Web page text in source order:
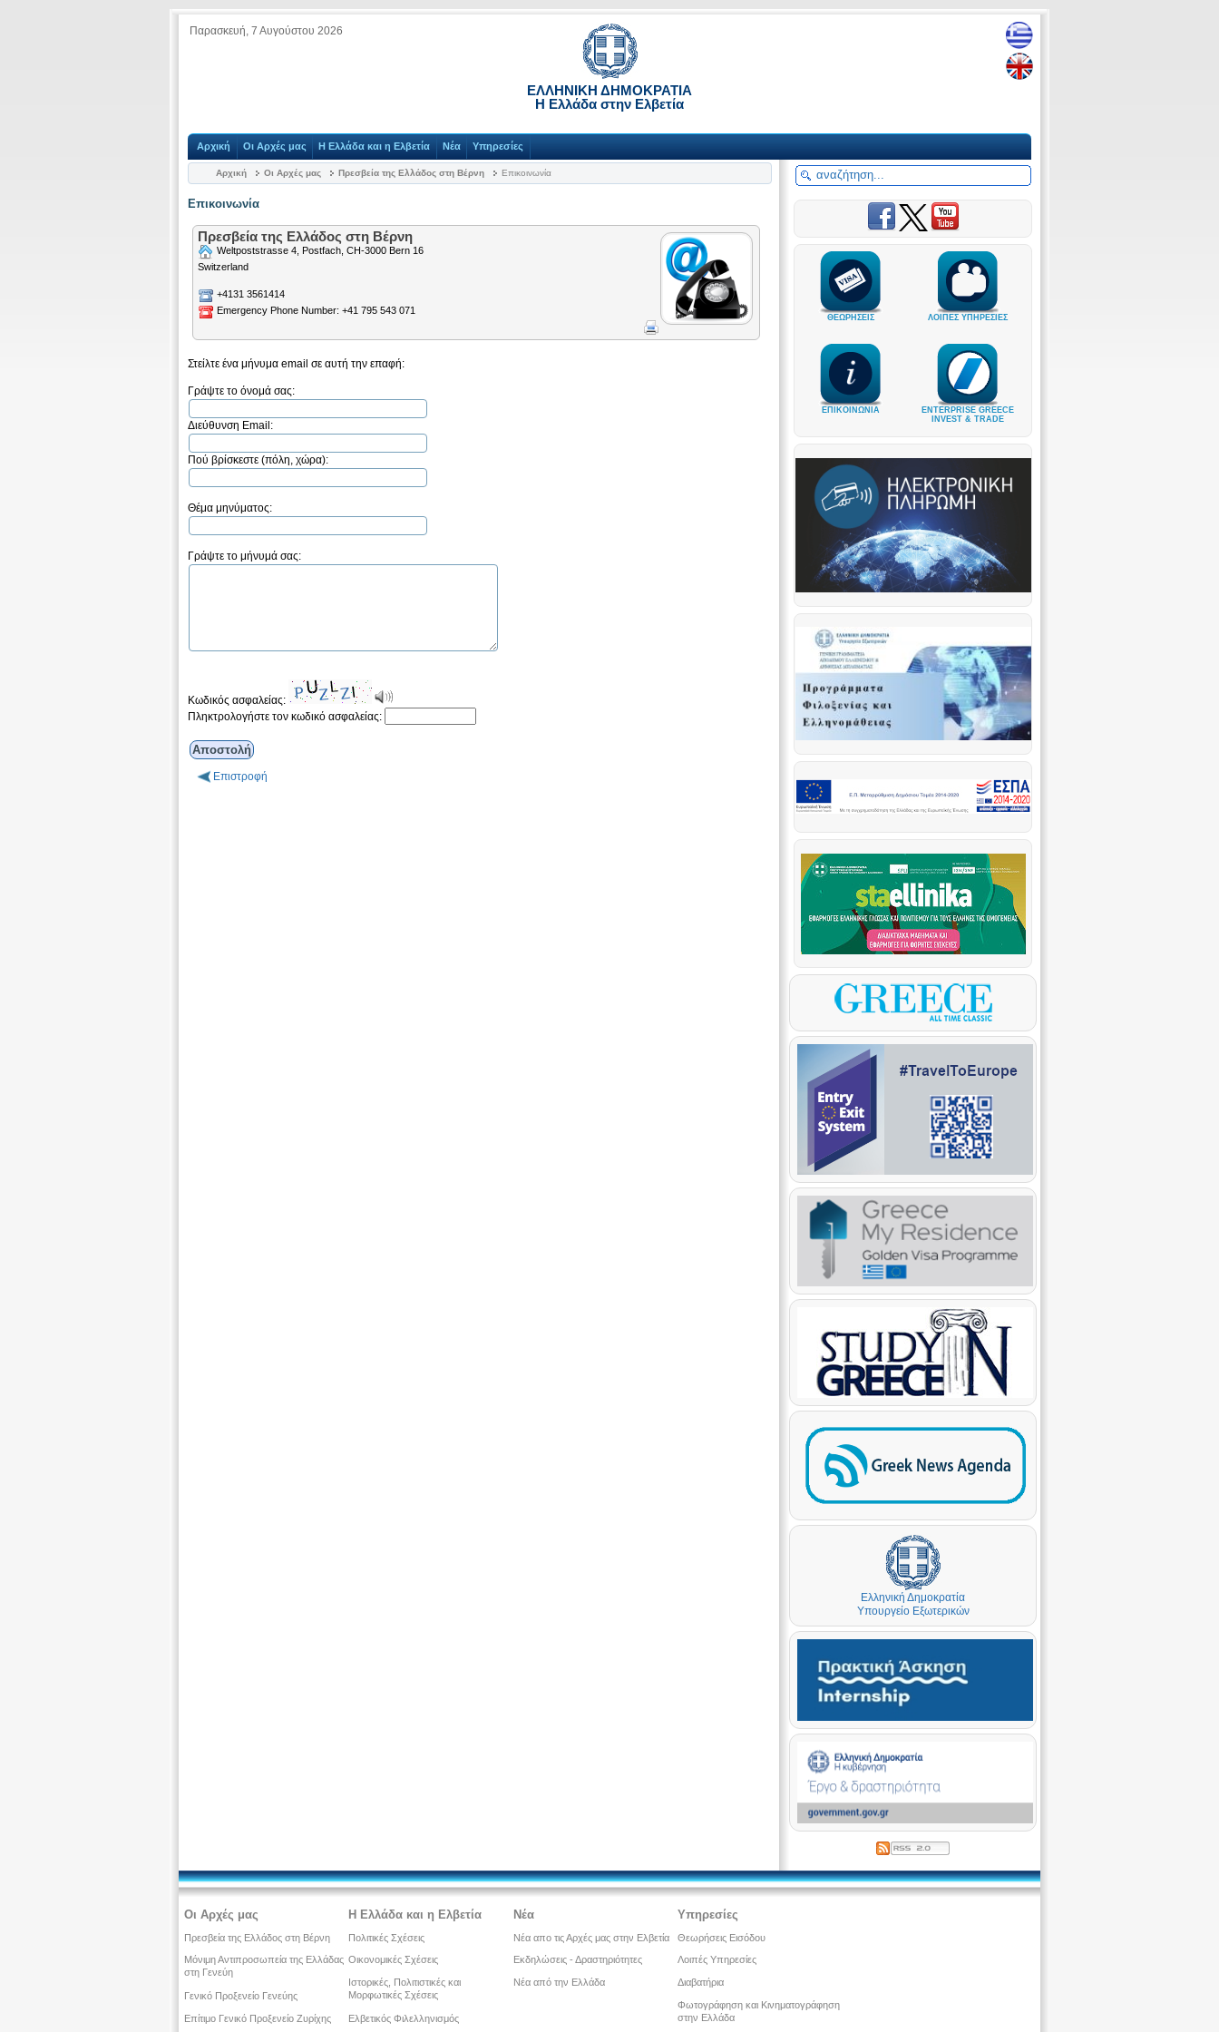
Παρασκευή, 7 Αυγούστου 2026
ΕΛΛΗΝΙΚΗ ΔΗΜΟΚΡΑΤΙΑ
Η Ελλάδα στην Ελβετία
Αρχική Οι Αρχές μας Η Ελλάδα και η Ελβετία Νέα Υπηρεσίες
Αρχική Οι Αρχές μας Πρεσβεία της Ελλάδος στη Βέρνη Επικοινωνία
Επικοινωνία
Πρεσβεία της Ελλάδος στη Bέρνη
Weltpoststrasse 4, Postfach, CH-3000 Bern 16
Switzerland
+4131 3561414
Emergency Phone Number: +41 795 543 071
Στείλτε ένα μήνυμα email σε αυτή την επαφή:
Γράψτε το όνομά σας:
Διεύθυνση Email:
Πού βρίσκεστε (πόλη, χώρα):
Θέμα μηνύματος:
Γράψτε το μήνυμά σας:
Κωδικός ασφαλείας:
Πληκτρολογήστε τον κωδικό ασφαλείας:
Επιστροφή
ΘΕΩΡΗΣΕΙΣ ΛΟΙΠΕΣ ΥΠΗΡΕΣΙΕΣ
ΕΠΙΚΟΙΝΩΝΙΑ
ENTERPRISE GREECE
INVEST & TRADE
Ελληνική Δημοκρατία
Υπουργείο Εξωτερικών
Οι Αρχές μας
Πρεσβεία της Ελλάδος στη Βέρνη
Μόνιμη Αντιπροσωπεία της Ελλάδας
στη Γενεύη
Γενικό Προξενείο Γενεύης
Επίτιμο Γενικό Προξενείο Ζυρίχης
Η Ελλάδα και η Ελβετία
Πολιτικές Σχέσεις
Οικονομικές Σχέσεις
Ιστορικές, Πολιτιστικές και
Μορφωτικές Σχέσεις
Ελβετικός Φιλελληνισμός
Νέα
Νέα απο τις Αρχές μας στην Ελβετία
Εκδηλώσεις - Δραστηριότητες
Νέα από την Ελλάδα
Υπηρεσίες
Θεωρήσεις Εισόδου
Λοιπές Υπηρεσίες
Διαβατήρια
Φωτογράφηση και Κινηματογράφηση
στην Ελλάδα